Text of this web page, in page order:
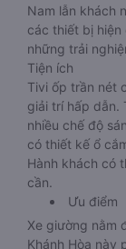
Nam lẫn khách
các thiết bị
những trải
Tiện ích
Tivi ốp trần nét
giải trí hấp dẫn.
nhiều chế độ
có thiết kế ổ
Hành khách có
cần.
Ưu điểm
Xe giường nằm
Khánh Hòa này